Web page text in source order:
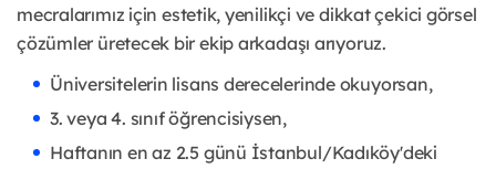
mecralarımız için estetik, yenilikçi ve dikkat çekici görsel
çözümler üretecek bir ekip arkadaşı arıyoruz.
Üniversitelerin lisans derecelerinde okuyorsan,
3. veya 4. sınıf öğrencisiysen,
Haftanın en az 2.5 günü İstanbul/Kadıköy'deki